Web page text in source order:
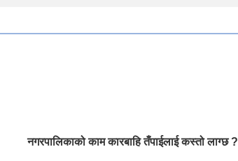
नगरपालिकाको काम कारबाहि तँपाईलाई कस्तो लाग्छ ?